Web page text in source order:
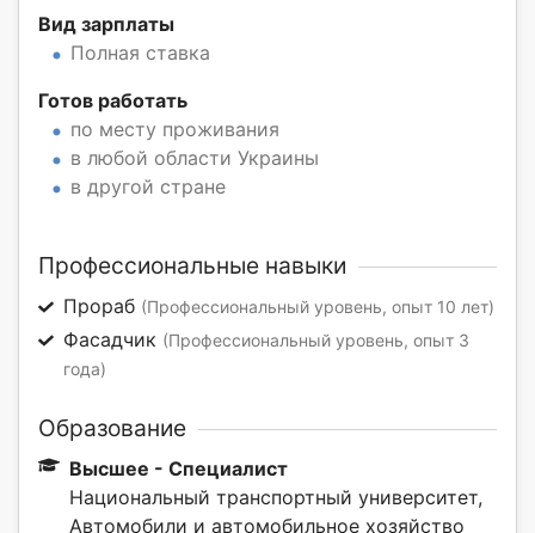
Вид зарплаты
Полная ставка
Готов работать
по месту проживания
в любой области Украины
в другой стране
Профессиональные навыки
Прораб (Профессиональный уровень, опыт 10 лет)
Фасадчик (Профессиональный уровень, опыт 3
года)
Образование
Высшее - Специалист
Национальный транспортный университет,
Автомобили и автомобильное хозяйство